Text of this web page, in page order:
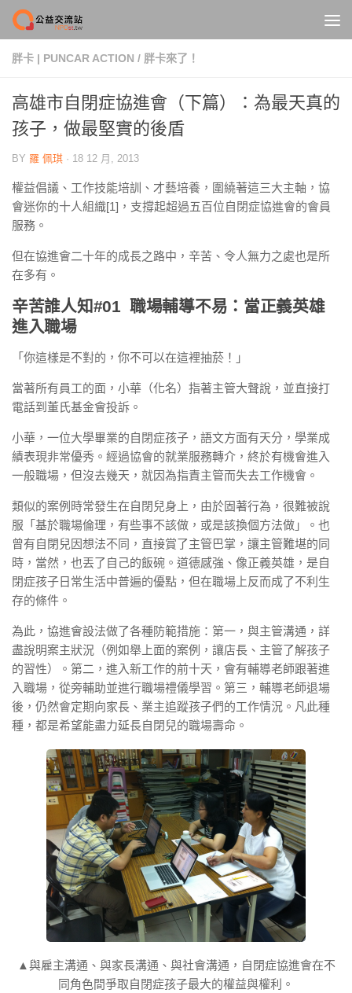
Skip to content
胖卡 | PUNCAR ACTION / 胖卡來了！
高雄市自閉症協進會（下篇）：為最天真的
孩子，做最堅實的後盾
BY 羅 佩琪 · 18 12 月, 2013
權益倡議、工作技能培訓、才藝培養，圍繞著這三大主軸，協
會迷你的十人組織[1]，支撐起超過五百位自閉症協進會的會員
服務。
但在協進會二十年的成長之路中，辛苦、令人無力之處也是所
在多有。
辛苦誰人知#01 職場輔導不易：當正義英雄
進入職場
「你這樣是不對的，你不可以在這裡抽菸！」
當著所有員工的面，小華（化名）指著主管大聲說，並直接打
電話到董氏基金會投訴。
小華，一位大學畢業的自閉症孩子，語文方面有天分，學業成
績表現非常優秀。經過協會的就業服務轉介，終於有機會進入
一般職場，但沒去幾天，就因為指責主管而失去工作機會。
類似的案例時常發生在自閉兒身上，由於固著行為，很難被說
服「基於職場倫理，有些事不該做，或是該換個方法做」。也
曾有自閉兒因想法不同，直接賞了主管巴掌，讓主管難堪的同
時，當然，也丟了自己的飯碗。道德感強、像正義英雄，是自
閉症孩子日常生活中普遍的優點，但在職場上反而成了不利生
存的條件。
為此，協進會設法做了各種防範措施：第一，與主管溝通，詳
盡說明案主狀況（例如舉上面的案例，讓店長、主管了解孩子
的習性）。第二，進入新工作的前十天，會有輔導老師跟著進
入職場，從旁輔助並進行職場禮儀學習。第三，輔導老師退場
後，仍然會定期向家長、業主追蹤孩子們的工作情況。凡此種
種，都是希望能盡力延長自閉兒的職場壽命。
▲與雇主溝通、與家長溝通、與社會溝通，自閉症協進會在不
同角色間爭取自閉症孩子最大的權益與權利。